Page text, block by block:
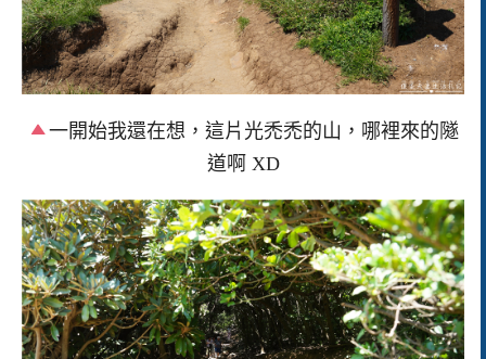
一開始我還在想，這片光禿禿的山，哪裡來的隧
道啊 XD